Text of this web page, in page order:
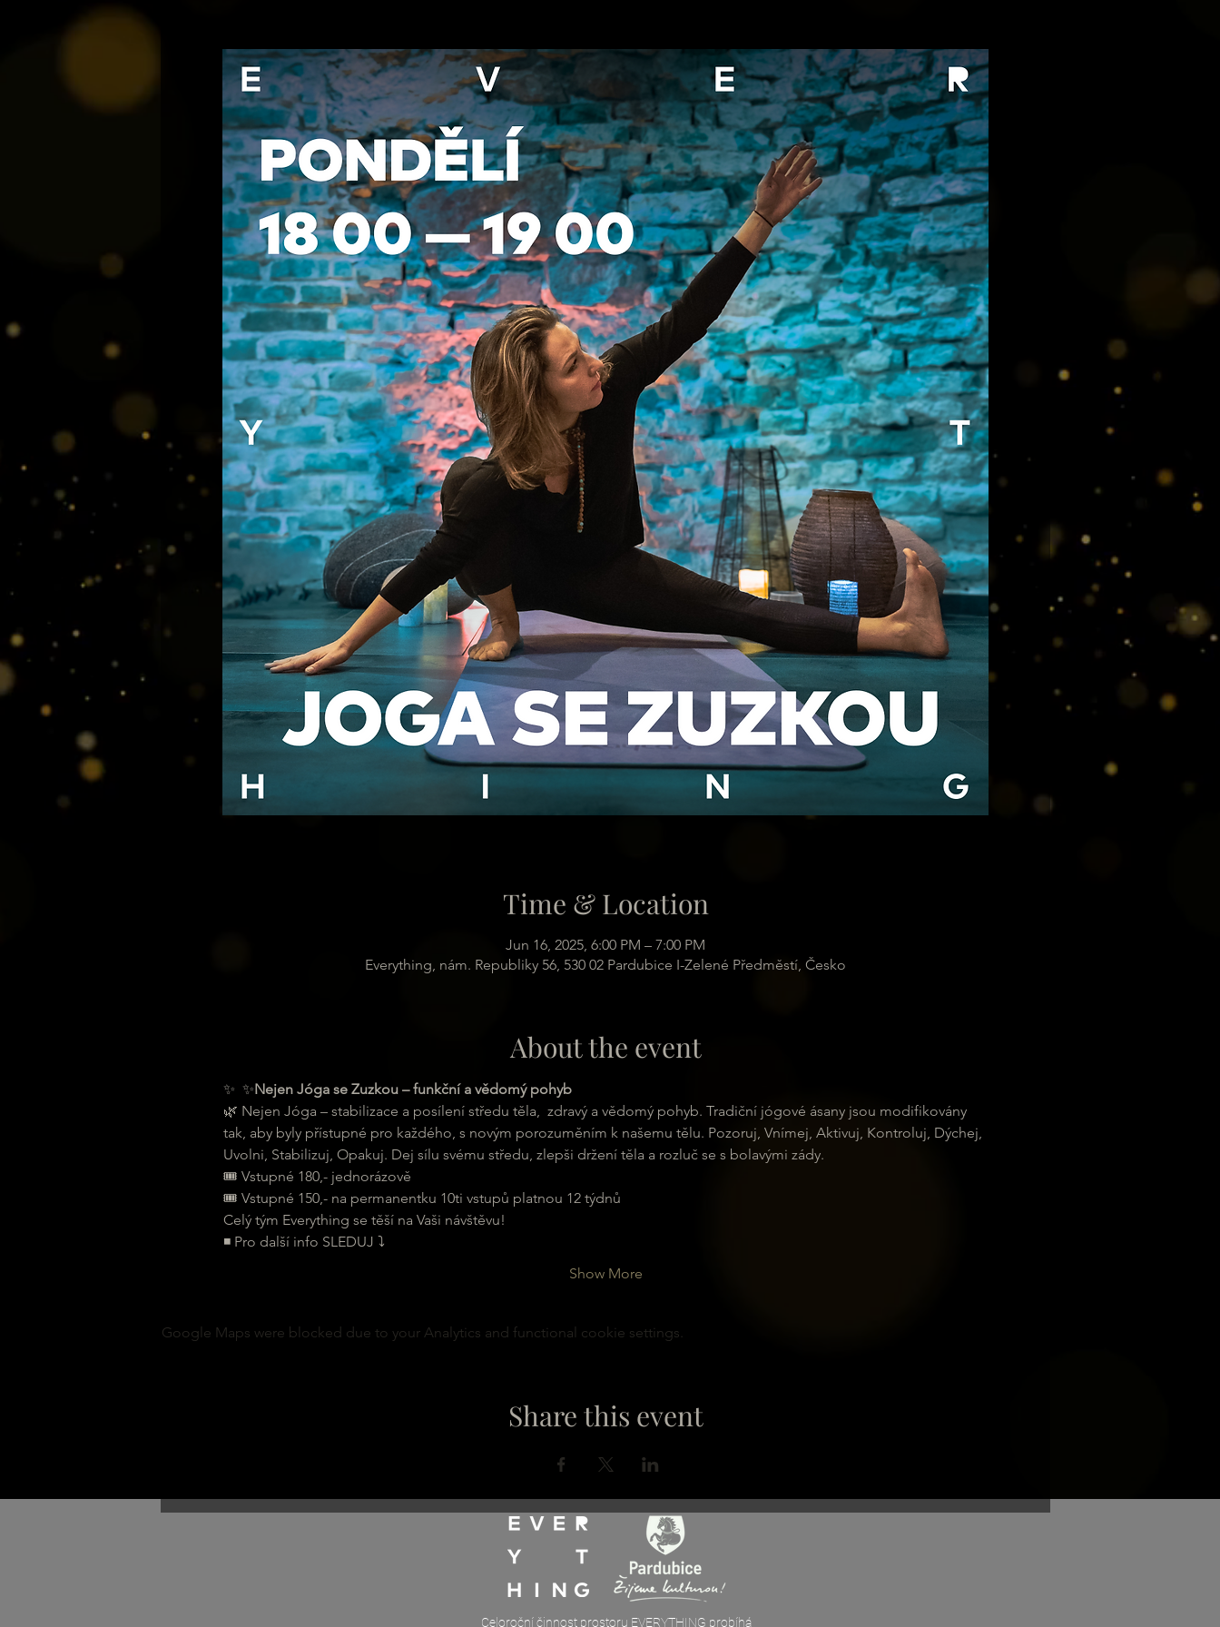
Time & Location
Jun 16, 2025, 6:00 PM – 7:00 PM
Everything, nám. Republiky 56, 530 02 Pardubice I-Zelené Předměstí, Česko
About the event
✨ ✨Nejen Jóga se Zuzkou – funkční a vědomý pohyb
🌿 Nejen Jóga – stabilizace a posílení středu těla,  zdravý a vědomý pohyb. Tradiční jógové ásany jsou modifikovány
tak, aby byly přístupné pro každého, s novým porozuměním k našemu tělu. Pozoruj, Vnímej, Aktivuj, Kontroluj, Dýchej,
Uvolni, Stabilizuj, Opakuj. Dej sílu svému středu, zlepši držení těla a rozluč se s bolavými zády.
🎟 Vstupné 180,- jednorázově
🎟 Vstupné 150,- na permanentku 10ti vstupů platnou 12 týdnů
Celý tým Everything se těší na Vaši návštěvu!
◾ Pro další info SLEDUJ ⤵
Show More
Google Maps were blocked due to your Analytics and functional cookie settings.
Share this event
Celoroční činnost prostoru EVERYTHING probíhá